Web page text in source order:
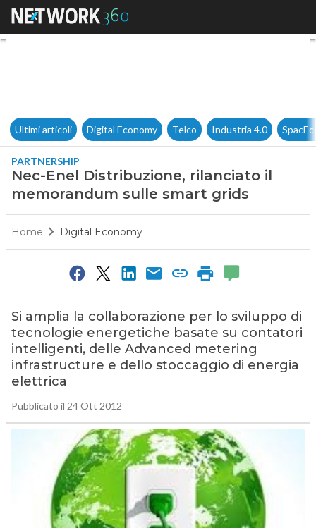
Nec-Enel Distribuzione,
Ultimi articoli Digital Economy Telco Industria 4.0
PARTNERSHIP
Nec-Enel Distribuzione, rilanciato il
memorandum sulle smart grids
Home Digital Economy
Si amplia la collaborazione per lo sviluppo di
tecnologie energetiche basate su contatori
intelligenti, delle Advanced metering
infrastructure e dello stoccaggio di energia
elettrica
Pubblicato il 24 Ott 2012